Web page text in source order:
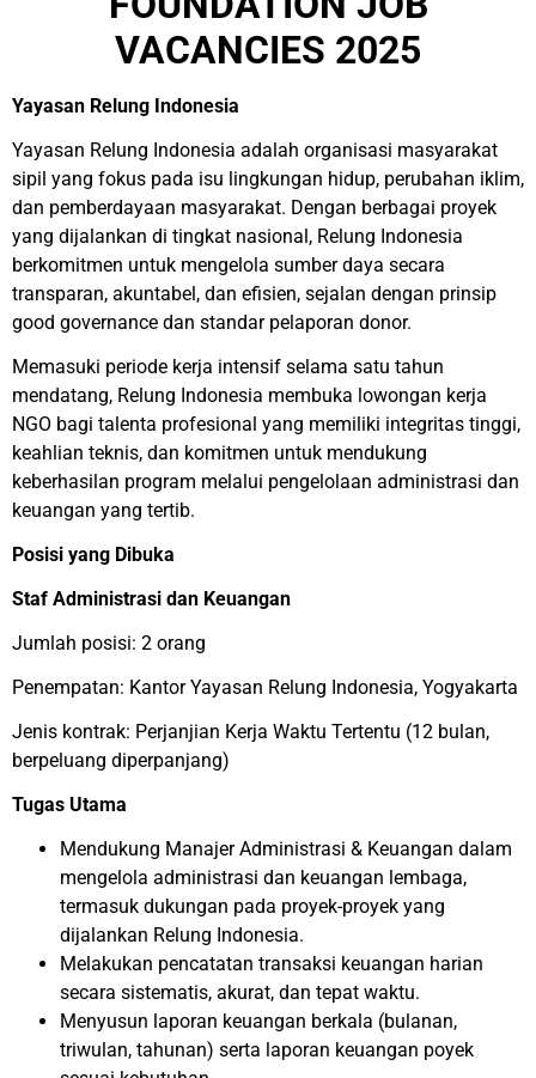
VACANCIES 2025
Yayasan Relung Indonesia
Yayasan Relung Indonesia adalah organisasi masyarakat
sipil yang fokus pada isu lingkungan hidup, perubahan iklim,
dan pemberdayaan masyarakat. Dengan berbagai proyek
yang dijalankan di tingkat nasional, Relung Indonesia
berkomitmen untuk mengelola sumber daya secara
transparan, akuntabel, dan efisien, sejalan dengan prinsip
good governance dan standar pelaporan donor.
Memasuki periode kerja intensif selama satu tahun
mendatang, Relung Indonesia membuka lowongan kerja
NGO bagi talenta profesional yang memiliki integritas tinggi,
keahlian teknis, dan komitmen untuk mendukung
keberhasilan program melalui pengelolaan administrasi dan
keuangan yang tertib.
Posisi yang Dibuka
Staf Administrasi dan Keuangan
Jumlah posisi: 2 orang
Penempatan: Kantor Yayasan Relung Indonesia, Yogyakarta
Jenis kontrak: Perjanjian Kerja Waktu Tertentu (12 bulan,
berpeluang diperpanjang)
Tugas Utama
Mendukung Manajer Administrasi & Keuangan dalam
mengelola administrasi dan keuangan lembaga,
termasuk dukungan pada proyek-proyek yang
dijalankan Relung Indonesia.
Melakukan pencatatan transaksi keuangan harian
secara sistematis, akurat, dan tepat waktu.
Menyusun laporan keuangan berkala (bulanan,
triwulan, tahunan) serta laporan keuangan poyek